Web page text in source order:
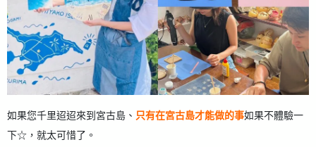
如果您千里迢迢來到宮古島、 只有在宮古島才能做的事如果不體驗一
下☆，就太可惜了。